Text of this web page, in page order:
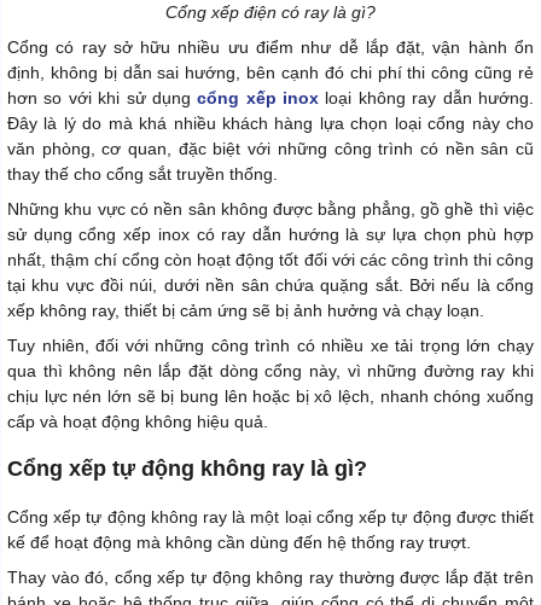
Cổng xếp điện có ray là gì?
Cổng có ray sở hữu nhiều ưu điểm như dễ lắp đặt, vận hành ổn
định, không bị dẫn sai hướng, bên cạnh đó chi phí thi công cũng rẻ
hơn so với khi sử dụngcổng xếp inox loại không ray dẫn hướng.
Đây là lý do mà khá nhiều khách hàng lựa chọn loại cổng này cho
văn phòng, cơ quan, đặc biệt với những công trình có nền sân cũ
thay thế cho cổng sắt truyền thống.
Những khu vực có nền sân không được bằng phẳng, gồ ghề thì việc
sử dụng cổng xếp inox có ray dẫn hướng là sự lựa chọn phù hợp
nhất, thậm chí cổng còn hoạt động tốt đối với các công trình thi công
tại khu vực đồi núi, dưới nền sân chứa quặng sắt. Bởi nếu là cổng
xếp không ray, thiết bị cảm ứng sẽ bị ảnh hưởng và chạy loạn.
Tuy nhiên, đối với những công trình có nhiều xe tải trọng lớn chạy
qua thì không nên lắp đặt dòng cổng này, vì những đường ray khi
chịu lực nén lớn sẽ bị bung lên hoặc bị xô lệch, nhanh chóng xuống
cấp và hoạt động không hiệu quả.
Cổng xếp tự động không ray là gì?
Cổng xếp tự động không ray là một loại cổng xếp tự động được thiết
kế để hoạt động mà không cần dùng đến hệ thống ray trượt.
Thay vào đó, cổng xếp tự động không ray thường được lắp đặt trên